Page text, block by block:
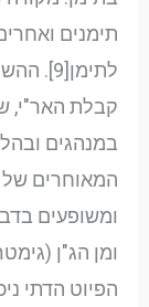
תימנים
קבלת האר"י,
במנהגים
המאוחרים של
ומשופעים
ומן הג"ן
הפיוט הדתי